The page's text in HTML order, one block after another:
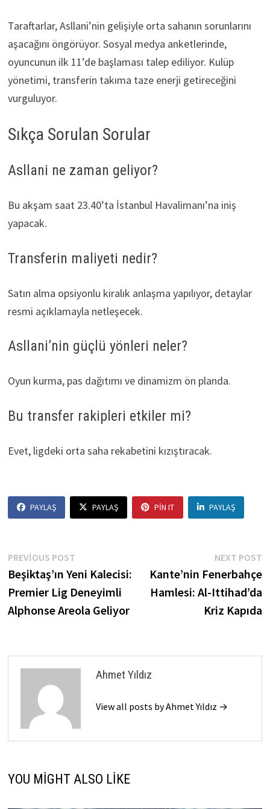
Taraftarlar, Asllani’nin gelişiyle orta sahanın sorunlarını
aşacağını öngörüyor. Sosyal medya anketlerinde,
oyuncunun ilk 11’de başlaması talep ediliyor. Kulüp
yönetimi, transferin takıma taze enerji getireceğini
vurguluyor.
Sıkça Sorulan Sorular
Asllani ne zaman geliyor?
Bu akşam saat 23.40’ta İstanbul Havalimanı’na iniş
yapacak.
Transferin maliyeti nedir?
Satın alma opsiyonlu kiralık anlaşma yapılıyor, detaylar
resmi açıklamayla netleşecek.
Asllani’nin güçlü yönleri neler?
Oyun kurma, pas dağıtımı ve dinamizm ön planda.
Bu transfer rakipleri etkiler mi?
Evet, ligdeki orta saha rekabetini kızıştıracak.
PAYLAŞ PAYLAŞ PIN IT PAYLAŞ
Yazı
gezinmesi
PREVIOUS POSTPrevious
post:
Beşiktaş’ın Yeni Kalecisi:
Premier Lig Deneyimli
Alphonse Areola Geliyor
NEXT POST
Kante’nin Fenerbahçe
Hamlesi: Al-Ittihad’da
Kriz Kapıda
Ahmet Yıldız
View all posts by Ahmet Yıldız →
YOU MIGHT ALSO LIKE